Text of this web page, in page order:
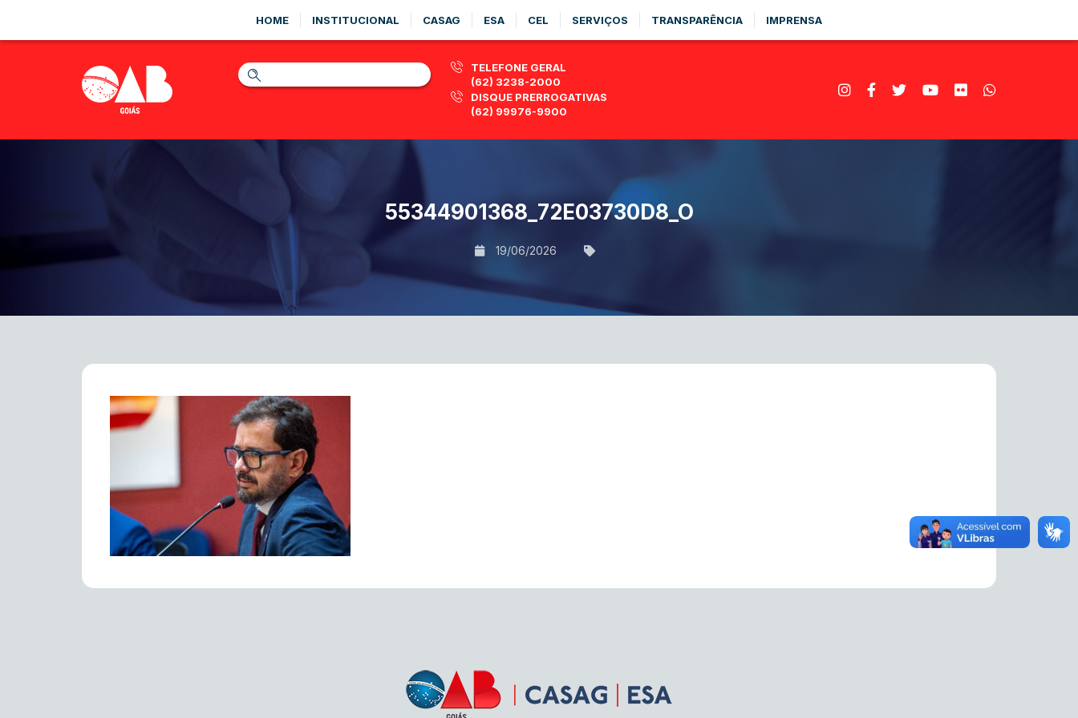
HOME INSTITUCIONAL CASAG ESA CEL SERVIÇOS TRANSPARÊNCIA IMPRENSA
TELEFONE GERAL
(62) 3238-2000
DISQUE PRERROGATIVAS
(62) 99976-9900
55344901368_72E03730D8_O
19/06/2026